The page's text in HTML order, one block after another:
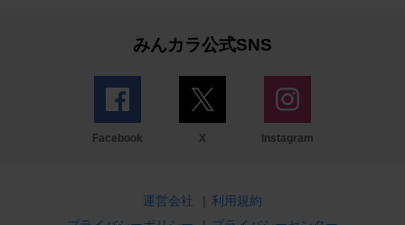
みんカラ公式SNS
Facebook X Instagram
運営会社 | 利用規約